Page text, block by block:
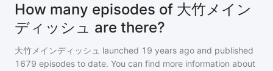
How many episodes of 大竹メイン
ディッシュ are there?
大竹メインディッシュ launched 19 years ago and published
1679 episodes to date. You can find more information about